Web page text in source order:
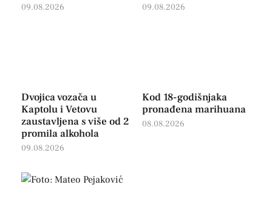
09.08.2026 09.08.2026
Dvojica vozača u
Kaptolu i Vetovu
zaustavljena s više od 2
promila alkohola
09.08.2026
Kod 18-godišnjaka
pronađena marihuana
08.08.2026